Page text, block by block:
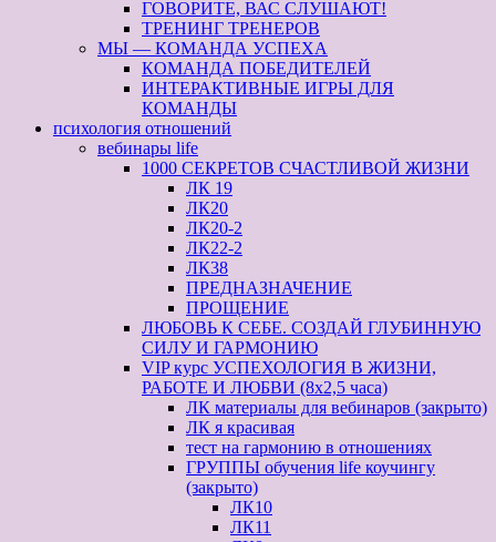
ГОВОРИТЕ, ВАС СЛУШАЮТ!
ТРЕНИНГ ТРЕНЕРОВ
МЫ — КОМАНДА УСПЕХА
КОМАНДА ПОБЕДИТЕЛЕЙ
ИНТЕРАКТИВНЫЕ ИГРЫ ДЛЯ
КОМАНДЫ
психология отношений
вебинары life
1000 СЕКРЕТОВ СЧАСТЛИВОЙ ЖИЗНИ
ЛК 19
ЛК20
ЛК20-2
ЛК22-2
ЛК38
ПРЕДНАЗНАЧЕНИЕ
ПРОЩЕНИЕ
ЛЮБОВЬ К СЕБЕ. СОЗДАЙ ГЛУБИННУЮ
СИЛУ И ГАРМОНИЮ
VIP курс УСПЕХОЛОГИЯ В ЖИЗНИ,
РАБОТЕ И ЛЮБВИ (8х2,5 часа)
ЛК материалы для вебинаров (закрыто)
ЛК я красивая
тест на гармонию в отношениях
ГРУППЫ обучения life коучингу
(закрыто)
ЛК10
ЛК11